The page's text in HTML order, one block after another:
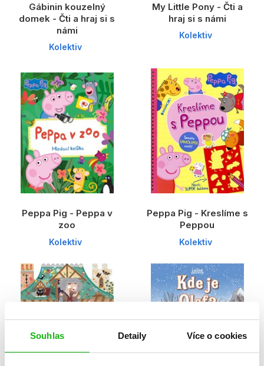
Souhlas Detaily Více o cookies
Gábinin kouzelný
domek - Čti a hraj si s
námi
Kolektiv
My Little Pony - Čti a
hraj si s námi
Kolektiv
Peppa Pig - Peppa v
zoo
Kolektiv
Peppa Pig - Kreslíme s
Peppou
Kolektiv